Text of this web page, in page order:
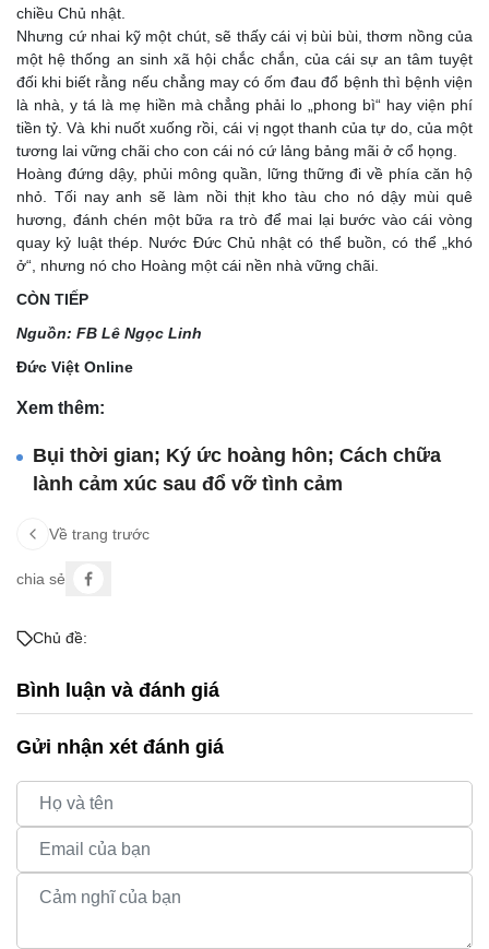
chiều Chủ nhật.
​Nhưng cứ nhai kỹ một chút, sẽ thấy cái vị bùi bùi, thơm nồng của
một hệ thống an sinh xã hội chắc chắn, của cái sự an tâm tuyệt
đối khi biết rằng nếu chẳng may có ốm đau đổ bệnh thì bệnh viện
là nhà, y tá là mẹ hiền mà chẳng phải lo „phong bì“ hay viện phí
tiền tỷ. Và khi nuốt xuống rồi, cái vị ngọt thanh của tự do, của một
tương lai vững chãi cho con cái nó cứ lảng bảng mãi ở cổ họng.
​Hoàng đứng dậy, phủi mông quần, lững thững đi về phía căn hộ
nhỏ. Tối nay anh sẽ làm nồi thịt kho tàu cho nó dậy mùi quê
hương, đánh chén một bữa ra trò để mai lại bước vào cái vòng
quay kỷ luật thép. Nước Đức Chủ nhật có thể buồn, có thể „khó
ở“, nhưng nó cho Hoàng một cái nền nhà vững chãi.
CÒN TIẾP
Nguồn: FB Lê Ngọc Linh
Đức Việt Online
Xem thêm:
Bụi thời gian; Ký ức hoàng hôn; Cách chữa
lành cảm xúc sau đổ vỡ tình cảm
Về trang trước
chia sẻ
Chủ đề:
Bình luận và đánh giá
Gửi nhận xét đánh giá